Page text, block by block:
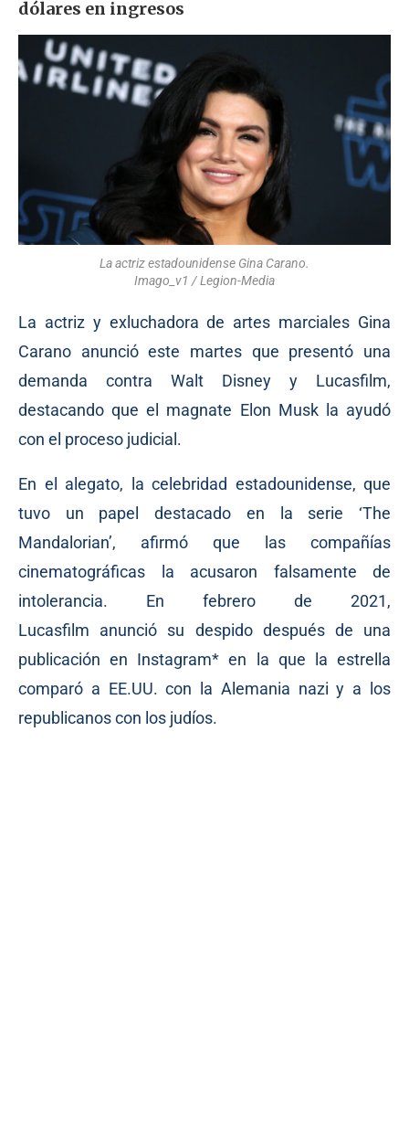
dólares en ingresos
La actriz estadounidense Gina Carano.
Imago_v1 / Legion-Media
La actriz y exluchadora de artes marciales Gina
Carano anuncióeste martes que presentó una
demanda contra Walt Disney y Lucasfilm,
destacando que el magnate Elon Musk la ayudó
con el proceso judicial.
En el alegato, la celebridad estadounidense, que
tuvo un papel destacado en la serie ‘The
Mandalorian’, afirmó que las compañías
cinematográficas la acusaron falsamente de
intolerancia. En febrero de 2021,
Lucasfilm anunció su despido después de una
publicación en Instagram* en la que la estrella
comparó a EE.UU. con la Alemania nazi y a los
republicanos con los judíos.